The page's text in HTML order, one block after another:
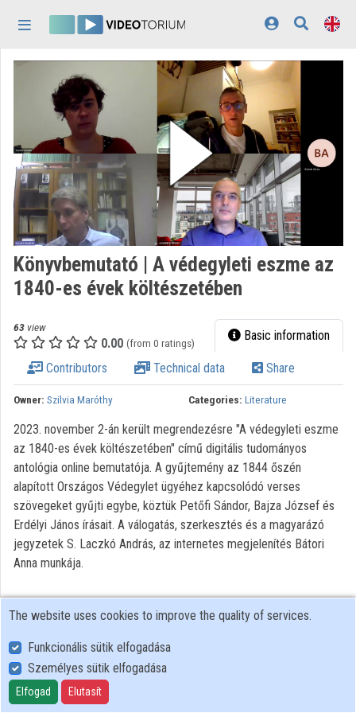
Log In
Discovery
Categories
Playlists
Organizations
Contributors
Könyvbemutató | A védegyleti eszme az
1840-es évek költészetében
63 view
0.00 (from 0 ratings) Basic information
Contributors Technical data Share
Owner: Szilvia Maróthy Categories: Literature
2023. november 2-án került megrendezésre "A védegyleti eszme
az 1840-es évek költészetében" című digitális tudományos
antológia online bemutatója. A gyűjtemény az 1844 őszén
alapított Országos Védegylet ügyéhez kapcsolódó verses
szövegeket gyűjti egybe, köztük Petőfi Sándor, Bajza József és
Erdélyi János írásait. A válogatás, szerkesztés és a magyarázó
jegyzetek S. Laczkó András, az internetes megjelenítés Bátori
Anna munkája.
User Policy
Adatkezelési tájékoztató (en)
Cookie Policy
The website uses cookies to improve the quality of services.
Funkcionális sütik elfogadása
Személyes sütik elfogadása
Elfogad Elutasít